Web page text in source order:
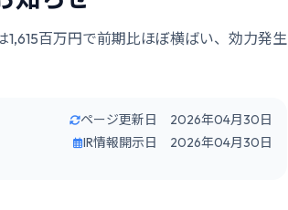
百万円で前期比ほぼ横ばい、効力発生
ページ更新日 2026年04月30日
IR情報開示日 2026年04月30日